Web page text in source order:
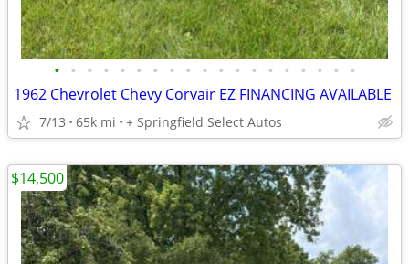
• • • • • • • • • • • • • • • • • • •
1962 Chevrolet Chevy Corvair EZ FINANCING AVAILABLE
7/13 65k mi + Springfield Select Autos
$14,500